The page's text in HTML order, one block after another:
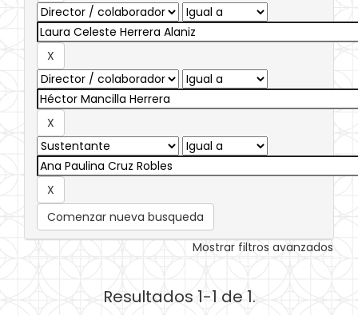
Comenzar nueva busqueda
Mostrar filtros avanzados
Resultados 1-1 de 1.